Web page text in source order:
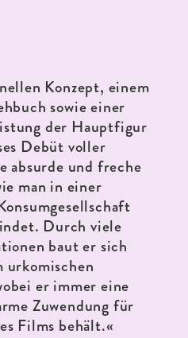
Konzept, einem
sowie einer
der Hauptfigur
Debüt voller
absurde und freche
man in einer
Durch viele
baut er sich
urkomischen
er immer eine
Zuwendung für
Films behält.«